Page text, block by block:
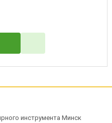
инструмента Минск